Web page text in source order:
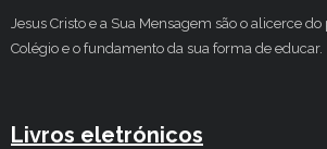
Jesus Cristo e a Sua Mensagem são o alicerce
Colégio e o fundamento da sua forma de educar.
Livros eletrónicos